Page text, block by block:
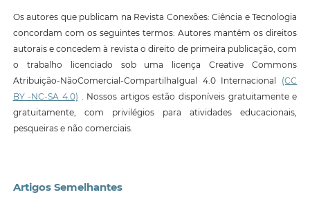
Os autores que publicam na Revista Conexões: Ciência e Tecnologia
concordam com os seguintes termos: Autores mantêm os direitos
autorais e concedem à revista o direito de primeira publicação, com
o trabalho licenciado sob uma licença Creative Commons
Atribuição-NãoComercial-CompartilhaIgual 4.0 Internacional (CC
BY -NC-SA 4.0) . Nossos artigos estão disponíveis gratuitamente e
gratuitamente, com privilégios para atividades educacionais,
pesqueiras e não comerciais.
Artigos Semelhantes